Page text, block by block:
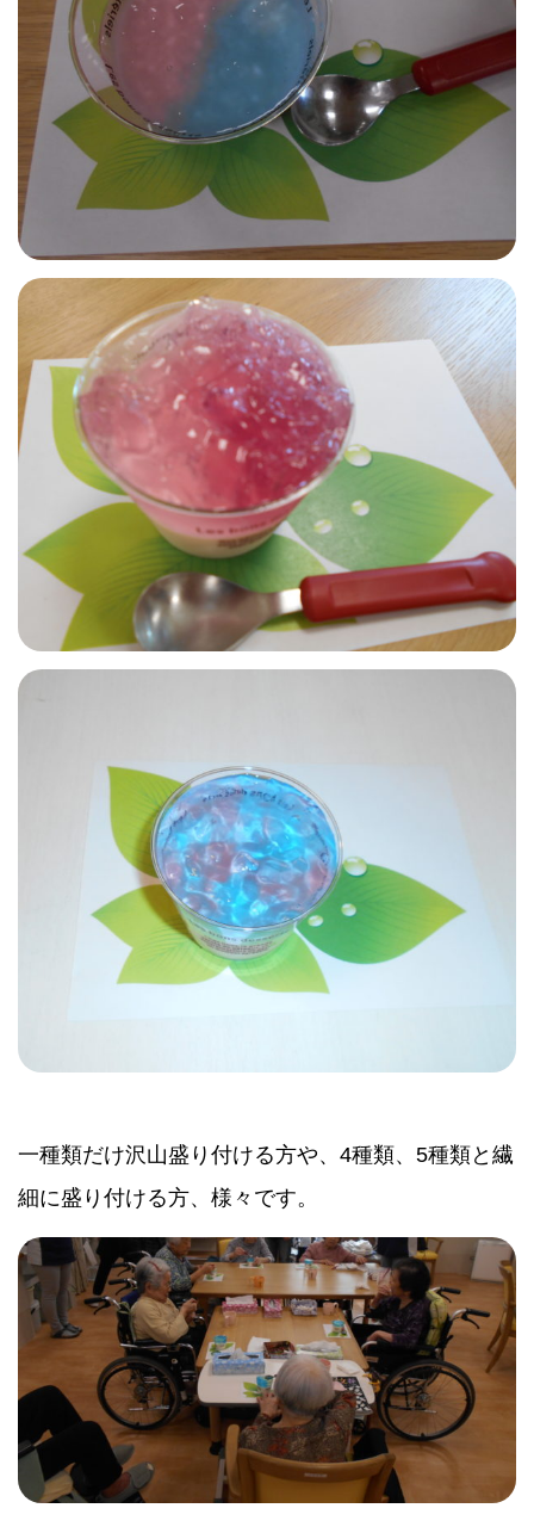
一種類だけ沢山盛り付ける方や、4種類、5種類と繊
細に盛り付ける方、様々です。